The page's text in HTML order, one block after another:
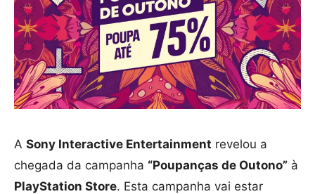
A Sony Interactive Entertainment revelou a
chegada da campanha “Poupanças de Outono” à
PlayStation Store. Esta campanha vai estar